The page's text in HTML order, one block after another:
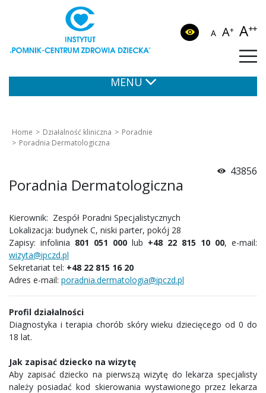
A A+ A++
MENU
Home Działalność kliniczna
Poradnie
Poradnia Dermatologiczna
43856
Poradnia Dermatologiczna
Kierownik: Zespół Poradni Specjalistycznych
Lokalizacja: budynek C, niski parter, pokój 28
Zapisy: infolinia 801 051 000 lub +48 22 815 10 00, e-mail:
wizyta@ipczd.pl
Sekretariat tel: +48 22 815 16 20
Adres e-mail: poradnia.dermatologia@ipczd.pl
Profil działalności
Diagnostyka i terapia chorób skóry wieku dziecięcego od 0 do
18 lat.
Jak zapisać dziecko na wizytę
Aby zapisać dziecko na pierwszą wizytę do lekarza specjalisty
należy posiadać kod skierowania wystawionego przez lekarza